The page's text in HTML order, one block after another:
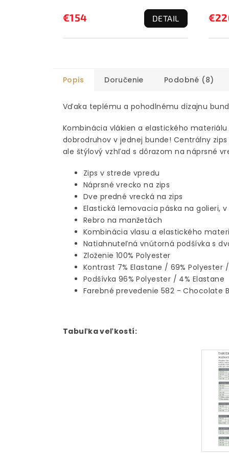
€154 DETAIL
Popis Doručenie Podobné (8)
Vďaka teplému a pohodlnému dizajnu
Kombinácia vlákien a elastického
dobrodruhov v jednej bunde! Centrálny
ale štýlový vzhľad s dôrazom na náprsné
Zips v strede vpredu
Náprsné vrecko na zips
Dve predné vrecká na zips
Elastická lemovacia páska na golieri,
Rebro na manžetách
Kombinácia vlasu a elastického
Natiahnuteľná vnútorná podšívka s
Zloženie 100% Polyester
Kontrast 7% Elastane / 69% Polyester
Podšívka 96% Polyester / 4% Elastane
Farebné prevedenie 582 - Chocolate
Tabuľka veľkostí: